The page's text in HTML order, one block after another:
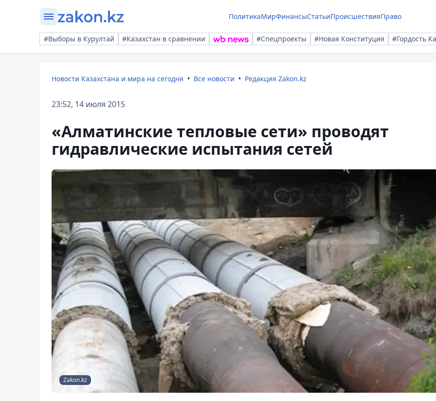
ПолитикаМирФинансыСтатьиПроисшествияПраво
#Выборы в Курултай #Казахстан в сравнении #Спецпроекты #Новая Конституция #Гордость
Новости Казахстана и мира на сегодня Все новости Редакция Zakon.kz
23:52, 14 июля 2015
«Алматинские тепловые сети» проводят
гидравлические испытания сетей
Zakon.kz